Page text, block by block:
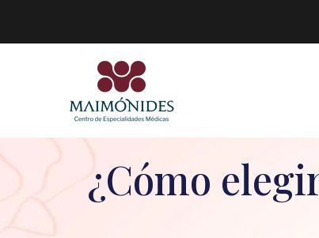
¿Cómo